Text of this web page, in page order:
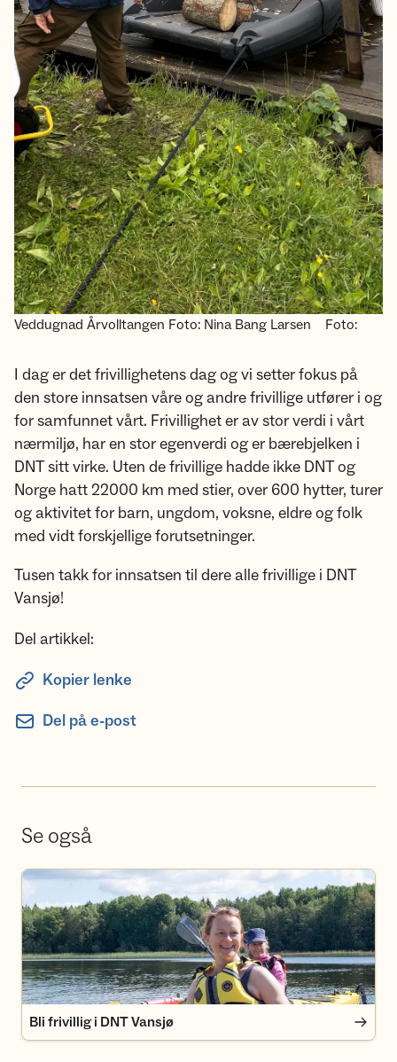
Veddugnad Årvolltangen Foto: Nina Bang Larsen Foto:
I dag er det frivillighetens dag og vi setter fokus på
den store innsatsen våre og andre frivillige utfører i og
for samfunnet vårt. Frivillighet er av stor verdi i vårt
nærmiljø, har en stor egenverdi og er bærebjelken i
DNT sitt virke. Uten de frivillige hadde ikke DNT og
Norge hatt 22000 km med stier, over 600 hytter, turer
og aktivitet for barn, ungdom, voksne, eldre og folk
med vidt forskjellige forutsetninger.
Tusen takk for innsatsen til dere alle frivillige i DNT
Vansjø!
Del artikkel:
Kopier lenke
Del på e-post
Se også
Bli frivillig i DNT Vansjø
Bli frivillig i DNT Vansjø